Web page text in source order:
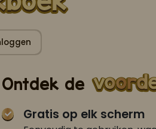
Ontdek de
Gratis op elk scherm